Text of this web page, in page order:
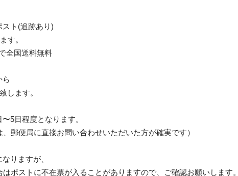
ト(追跡あり)
す。
全国送料無料
します。
5日程度となります。
郵便局に直接お問い合わせいただいた方が確実です）
りますが、
ポストに不在票が入ることがありますので、ご確認お願いします。